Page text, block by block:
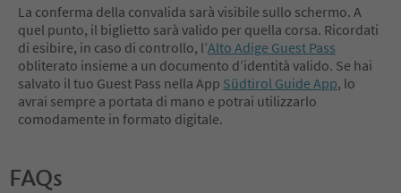
La conferma della convalida sarà visibile sullo schermo. A
quel punto, il biglietto sarà valido per quella corsa. Ricordati
di esibire, in caso di controllo, l’Alto Adige Guest Pass
obliterato insieme a un documento d’identità valido. Se hai
salvato il tuo Guest Pass nella App Südtirol Guide App, lo
avrai sempre a portata di mano e potrai utilizzarlo
comodamente in formato digitale.
FAQs